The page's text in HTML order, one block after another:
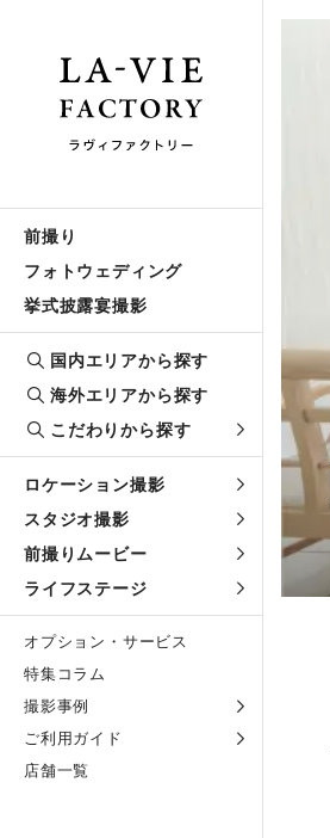
前撮り
フォトウェディング
挙式披露宴撮影
国内エリアから探す
海外エリアから探す
こだわりから探す
ロケーション撮影
スタジオ撮影
前撮りムービー
ライフステージ
オプション・サービス
特集コラム
撮影事例
ご利用ガイド
店舗一覧